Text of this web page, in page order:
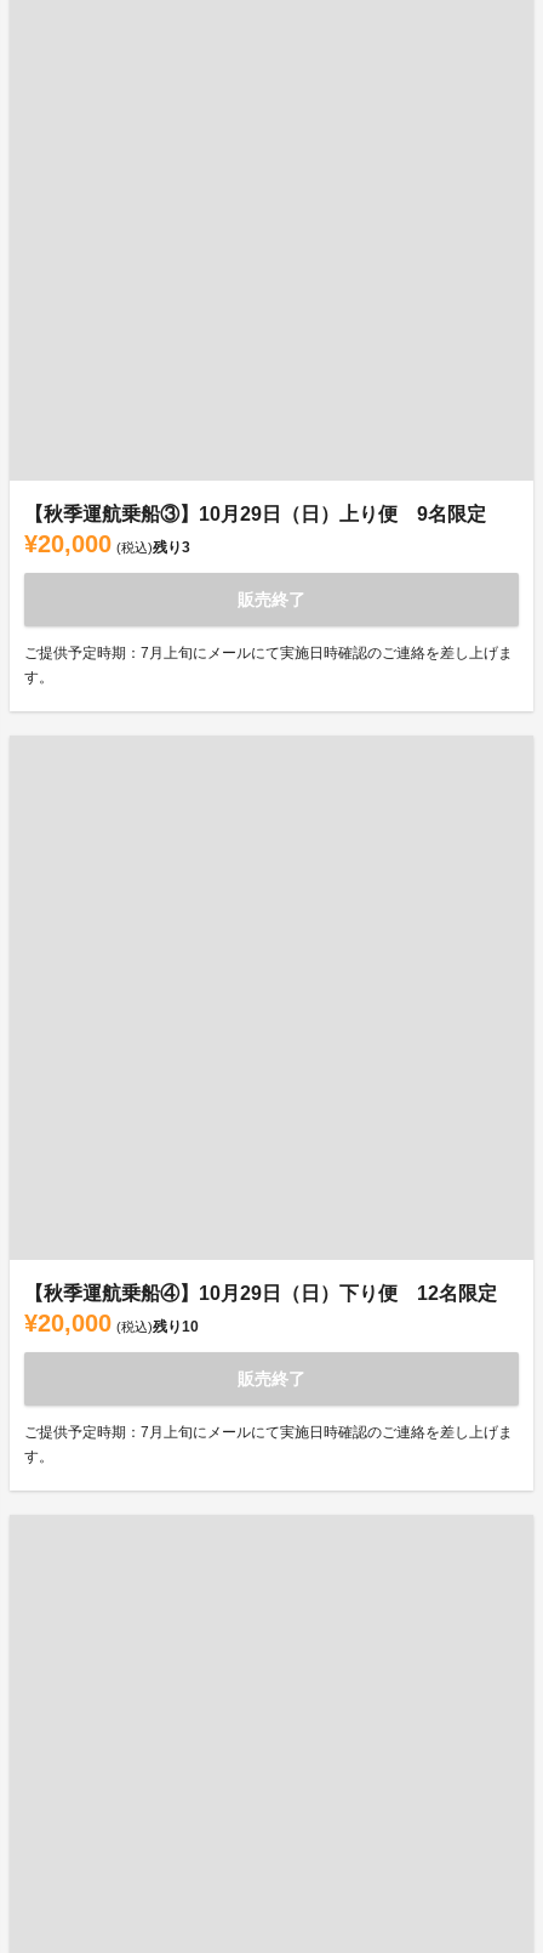
【秋季運航乗船③】10月29日（日）上り便 9名限定
¥20,000 (税込)残り3
販売終了
ご提供予定時期：7月上旬にメールにて実施日時確認のご連絡を差し上げま
す。
【秋季運航乗船④】10月29日（日）下り便 12名限定
¥20,000 (税込)残り10
販売終了
ご提供予定時期：7月上旬にメールにて実施日時確認のご連絡を差し上げま
す。